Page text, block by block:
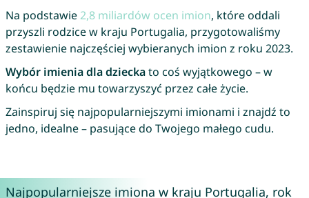
Na podstawie2,8 miliardów ocen imion, które oddali
przyszli rodzice w kraju Portugalia, przygotowaliśmy
zestawienie najczęściej wybieranych imion z roku 2023.
Wybór imienia dla dzieckato coś wyjątkowego – w
końcu będzie mu towarzyszyć przez całe życie.
Zainspiruj się najpopularniejszymi imionami i znajdź to
jedno, idealne – pasujące do Twojego małego cudu.
Najpopularniejsze imiona w kraju Portugalia, rok